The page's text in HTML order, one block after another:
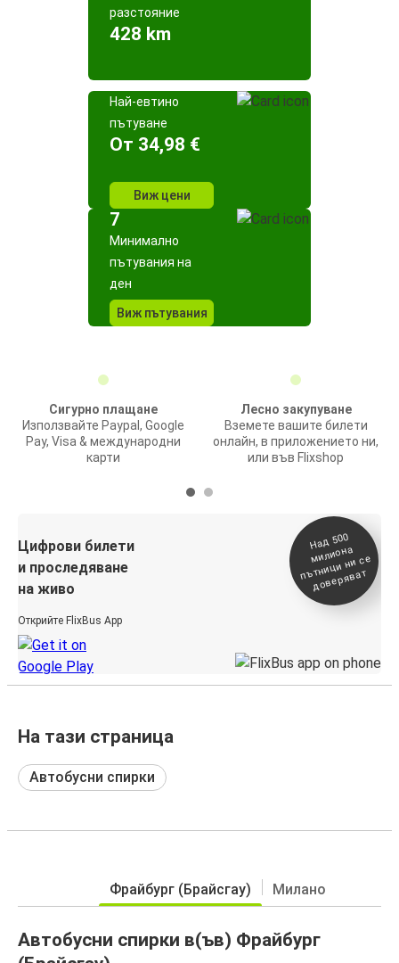
разстояние
428 km
Най-евтино
пътуване
Oт 34,98 €
Виж цени
7
Минимално
пътувания на
ден
Виж пътувания
Сигурно плащане
Използвайте Paypal, Google
Pay, Visa & международни
карти
Лесно закупуване
Вземете вашите билети
онлайн, в приложението ни,
или във Flixshop
Цифрови билети
и проследяване
на живо
Открийте FlixBus App
На
д 500
милиона
п
ътници ни се
доверяват
На тази страница
Автобусни спирки
Фрайбург (Брайсгау) Милано
Автобусни спирки в(ъв) Фрайбург